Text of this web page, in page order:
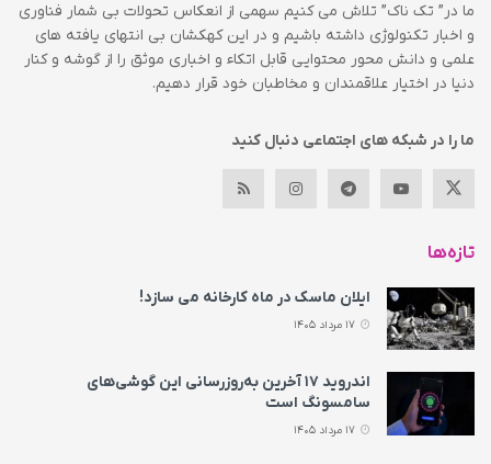
ما در” تک ناک” تلاش می کنیم سهمی از انعکاس تحولات بی شمار فناوری
و اخبار تکنولوژی داشته باشیم و در این کهکشان بی انتهای یافته های
علمی و دانش محور محتوایی قابل اتکاء و اخباری موثق را از گوشه و کنار
دنیا در اختیار علاقمندان و مخاطبان خود قرار دهیم.
ما را در شبکه های اجتماعی دنبال کنید
تازه‌ها
ایلان ماسک در ماه کارخانه می سازد!
اندروید ۱۷ آخرین به‌روزرسانی این گوشی‌های
سامسونگ است